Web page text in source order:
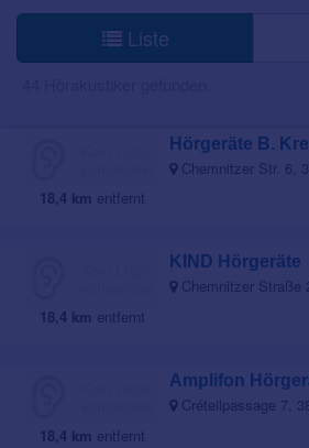
Liste
18,4 km entfernt
Hörgeräte B.
Chemnitzer Str. 6,
18,4 km entfernt
KIND Hörgeräte
Chemnitzer Straße
18,4 km entfernt
Amplifon
Créteilpassage 7,